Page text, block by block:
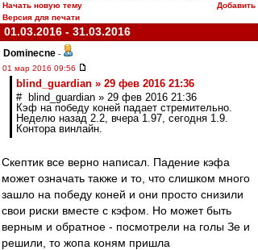
Начать новую тему
Добавить
Версия для печати
01.03.2016 - 31.03.2016
Dominecne -
01 мар 2016 09:56
blind_guardian » 29 фев 2016 21:36
# blind_guardian » 29 фев 2016 21:36
Кэф на победу коней падает стремительно.
Неделю назад 2.2, вчера 1.97, сегодня 1.9.
Контора винлайн.
Скептик все верно написал. Падение кэфа
может означать также и то, что слишком много
зашло на победу коней и они просто снизили
свои риски вместе с кэфом. Но может быть
верным и обратное - посмотрели на голы Зе и
решили, то жопа коням пришла